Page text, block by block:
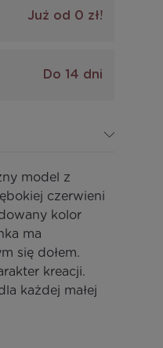
Już od 0 zł!
Do 14 dni
model z
czerwieni
kolor
ma
się dołem.
kreacji.
każdej małej